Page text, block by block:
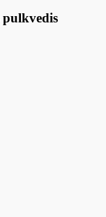
pulkvedis